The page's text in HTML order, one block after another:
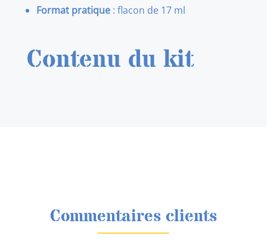
Format pratique: flacon de 17 ml
Contenu du kit
Commentaires clients